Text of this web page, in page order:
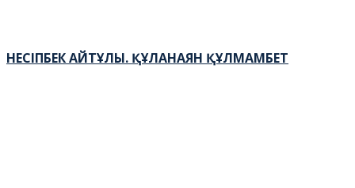
НЕСІПБЕК АЙТҰЛЫ. ҚҰЛАНАЯН ҚҰЛМАМБЕТ